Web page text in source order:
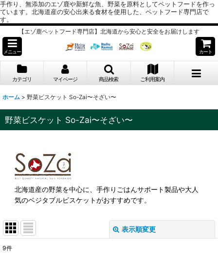
手作り、無添加のエゾ鹿や新鮮な魚、野菜を原料としてペットフードを作っ
ています。北海道産の安心出来る食材を使用した、ペットフード専門店で
す。
【エゾ鹿ペットフード専門店】北海道から安心と安全をお届けします
メニュー カート
カテゴリ マイページ 商品検索 ご利用案内
ホーム > 野菜ビスケット So-Zai〜そざい〜
野菜ビスケット So-Zai〜そざい〜
北海道産の野菜を中心に、手作りごはんサポート製品や大人
気のベジタブルビスケットがおすすめです。
表示順変更
9件